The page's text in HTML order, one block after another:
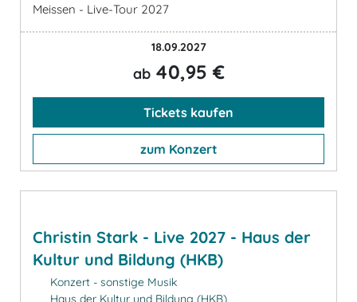
Meissen - Live-Tour 2027
18.09.2027
ab 40,95 €
Tickets kaufen
zum Konzert
Christin Stark - Live 2027 - Haus der
Kultur und Bildung (HKB)
Konzert - sonstige Musik
Haus der Kultur und Bildung (HKB),